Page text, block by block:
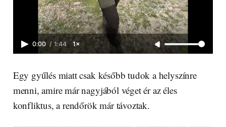
0:00 / 1:44 1×
Egy gyűlés miatt csak később tudok a helyszínre
menni, amire már nagyjából véget ér az éles
konfliktus, a rendőrök már távoztak.